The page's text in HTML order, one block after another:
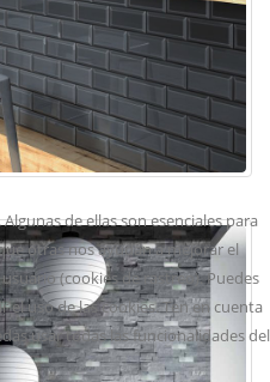
de ellas son esenciales para
otras nos ayudan a mejorar el
(cookies de rastreo). Puedes
uso de las cookies. Ten en cuenta
usar todas las funcionalidades del